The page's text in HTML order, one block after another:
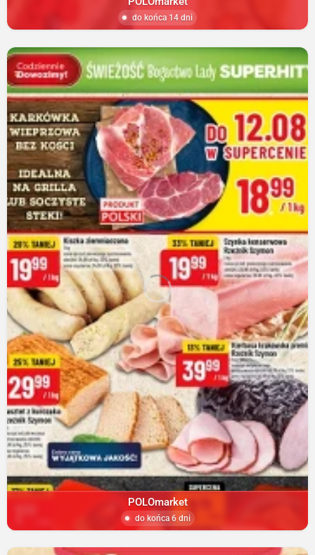
do końca 14 dni
POLOmarket
do końca 6 dni